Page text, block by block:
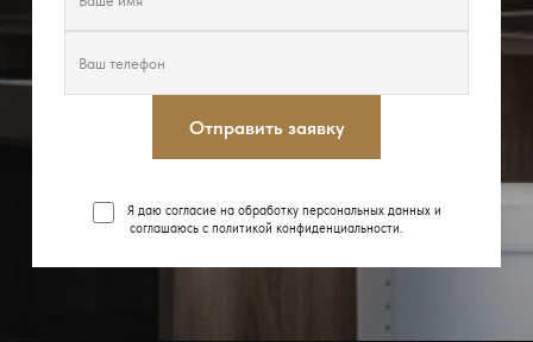
Отправить заявку
Я даю согласие на обработку персональных данных и
соглашаюсь с политикой конфиденциальности.